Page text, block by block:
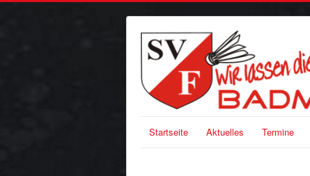
Startseite Aktuelles Termine